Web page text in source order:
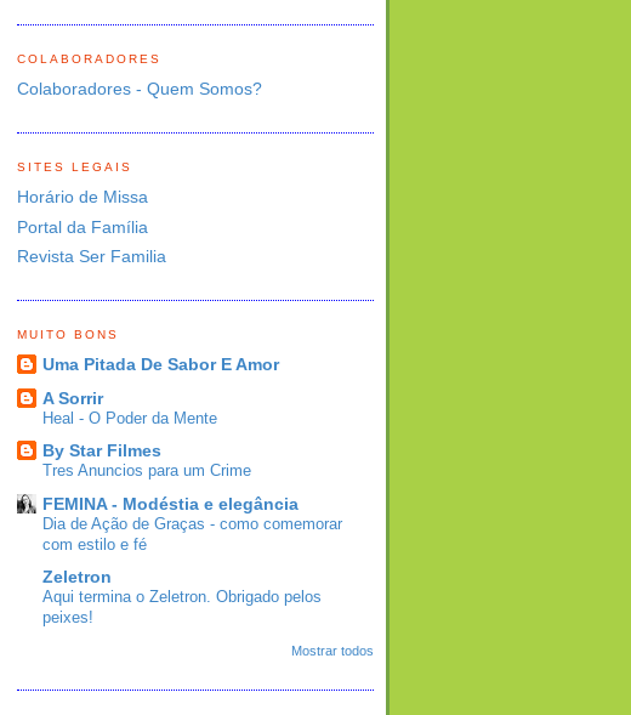
COLABORADORES
Colaboradores - Quem Somos?
SITES LEGAIS
Horário de Missa
Portal da Família
Revista Ser Familia
MUITO BONS
Uma Pitada De Sabor E Amor
A Sorrir
Heal - O Poder da Mente
By Star Filmes
Tres Anuncios para um Crime
FEMINA - Modéstia e elegância
Dia de Ação de Graças - como comemorar
com estilo e fé
Zeletron
Aqui termina o Zeletron. Obrigado pelos
peixes!
Mostrar todos